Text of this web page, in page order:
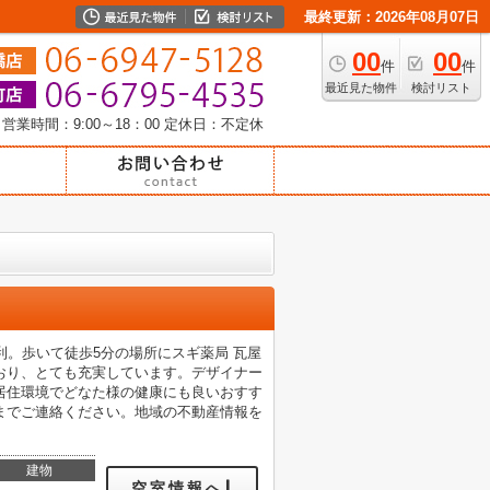
最終更新：2026年08月07日
00件
最近見た物件
00件
検討リスト
営業時間：9:00～18：00 定休日：不定休
歩いて徒歩5分の場所にスギ薬局 瓦屋
、とても充実しています。デザイナー
環境でどなた様の健康にも良いおすす
ご連絡ください。地域の不動産情報を
建物